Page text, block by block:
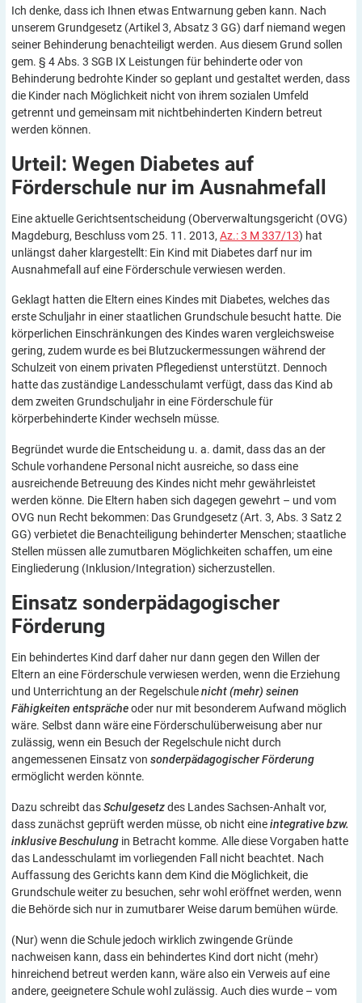
Ich denke, dass ich Ihnen etwas Entwarnung geben kann. Nach
unserem Grundgesetz (Artikel 3, Absatz 3 GG) darf niemand wegen
seiner Behinderung benachteiligt werden. Aus diesem Grund sollen
gem. § 4 Abs. 3 SGB IX Leistungen für behinderte oder von
Behinderung bedrohte Kinder so geplant und gestaltet werden, dass
die Kinder nach Möglichkeit nicht von ihrem sozialen Umfeld
getrennt und gemeinsam mit nichtbehinderten Kindern betreut
werden können.
Urteil: Wegen Diabetes auf
Förderschule nur im Ausnahmefall
Eine aktuelle Gerichtsentscheidung (Oberverwaltungsgericht (OVG)
Magdeburg, Beschluss vom 25. 11. 2013, Az.: 3 M 337/13) hat
unlängst daher klargestellt: Ein Kind mit Diabetes darf nur im
Ausnahmefall auf eine Förderschule verwiesen werden.
Geklagt hatten die Eltern eines Kindes mit Diabetes, welches das
erste Schuljahr in einer staatlichen Grundschule besucht hatte. Die
körperlichen Einschränkungen des Kindes waren vergleichsweise
gering, zudem wurde es bei Blutzuckermessungen während der
Schulzeit von einem privaten Pflegedienst unterstützt. Dennoch
hatte das zuständige Landesschulamt verfügt, dass das Kind ab
dem zweiten Grundschuljahr in eine Förderschule für
körperbehinderte Kinder wechseln müsse.
Begründet wurde die Entscheidung u. a. damit, dass das an der
Schule vorhandene Personal nicht ausreiche, so dass eine
ausreichende Betreuung des Kindes nicht mehr gewährleistet
werden könne. Die Eltern haben sich dagegen gewehrt – und vom
OVG nun Recht bekommen: Das Grundgesetz (Art. 3, Abs. 3 Satz 2
GG) verbietet die Benachteiligung behinderter Menschen; staatliche
Stellen müssen alle zumutbaren Möglichkeiten schaffen, um eine
Eingliederung (Inklusion/Integration) sicherzustellen.
Einsatz sonderpädagogischer
Förderung
Ein behindertes Kind darf daher nur dann gegen den Willen der
Eltern an eine Förderschule verwiesen werden, wenn die Erziehung
und Unterrichtung an der Regelschulenicht (mehr) seinen
Fähigkeiten entsprächeoder nur mit besonderem Aufwand möglich
wäre. Selbst dann wäre eine Förderschulüberweisung aber nur
zulässig, wenn ein Besuch der Regelschule nicht durch
angemessenen Einsatz von sonderpädagogischer Förderung
ermöglicht werden könnte.
Dazu schreibt dasSchulgesetzdes Landes Sachsen-Anhalt vor,
dass zunächst geprüft werden müsse, ob nicht eineintegrative bzw.
inklusive Beschulung in Betracht komme. Alle diese Vorgaben hatte
das Landesschulamt im vorliegenden Fall nicht beachtet. Nach
Auffassung des Gerichts kann dem Kind die Möglichkeit, die
Grundschule weiter zu besuchen, sehr wohl eröffnet werden, wenn
die Behörde sich nur in zumutbarer Weise darum bemühen würde.
(Nur) wenn die Schule jedoch wirklich zwingende Gründe
nachweisen kann, dass ein behindertes Kind dort nicht (mehr)
hinreichend betreut werden kann, wäre also ein Verweis auf eine
andere, geeignetere Schule wohl zulässig. Auch dies wurde – vom